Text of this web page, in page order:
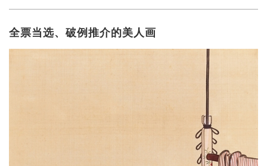
全票当选、破例推介的美人画